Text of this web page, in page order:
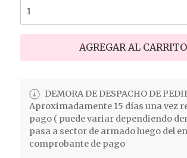
AGREGAR AL CARRITO
DEMORA DE DESPACHO DE
Aproximadamente 15 días una vez
pago ( puede variar dependiendo
pasa a sector de armado luego del
comprobante de pago